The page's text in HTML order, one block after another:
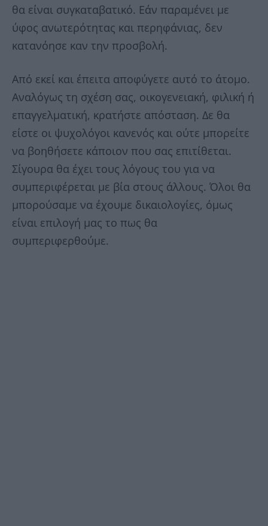
θα είναι συγκαταβατικό. Εάν παραμένει με
ύφος ανωτερότητας και περηφάνιας, δεν
κατανόησε καν την προσβολή.
Από εκεί και έπειτα αποφύγετε αυτό το άτομο.
Αναλόγως τη σχέση σας, οικογενειακή, φιλική ή
επαγγελματική, κρατήστε απόσταση. Δε θα
είστε οι ψυχολόγοι κανενός και ούτε μπορείτε
να βοηθήσετε κάποιον που σας επιτίθεται.
Σίγουρα θα έχει τους λόγους του για να
συμπεριφέρεται με βία στους άλλους. Όλοι θα
μπορούσαμε να έχουμε δικαιολογίες, όμως
είναι επιλογή μας το πως θα
συμπεριφερθούμε.